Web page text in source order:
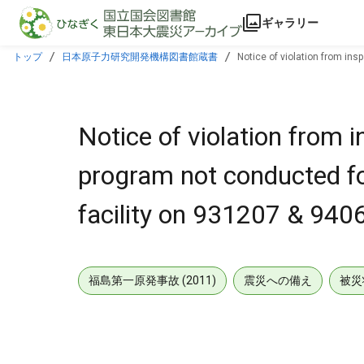
本文に飛ぶ
ギャラリー
トップ 日本原子力研究開発機構図書館蔵書 Notice of violation from
Notice of violation from
program not conducted
facility on 931207 &
福島第一原発事故 (2011) 震災への備え 被災